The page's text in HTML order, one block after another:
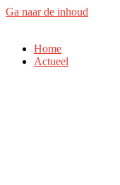
Ga naar de inhoud
Home
Actueel